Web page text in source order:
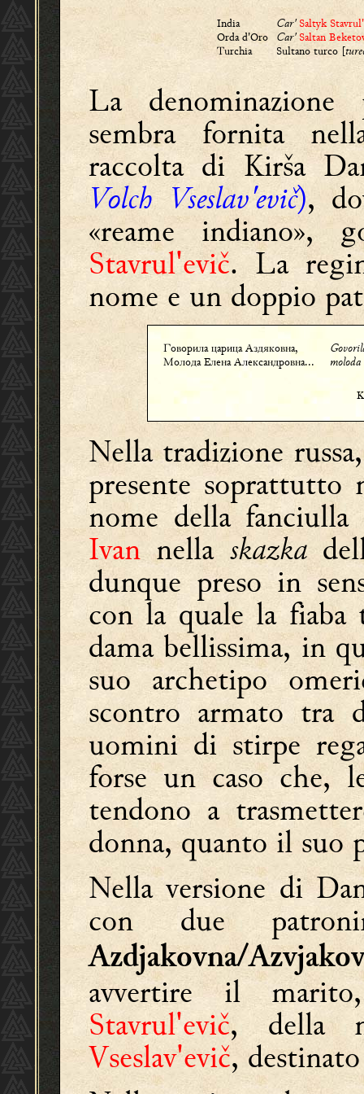
India
Orda d'Oro
Turchia
Car' Saltyk
Car'Saltan
Sultano turco [
La
sembra fornita
raccolta di Kirša
VolchVseslav'evič),
«reame indiano»,
Stavrul'evič. La
nome e un doppio
Говорила царица Аздяковна,
Молода Елена Александровна...
Nella tradizione
presente
nome della
Ivannellaskazka
dunque preso in
con la quale la
dama bellissima, in
suo archetipo
scontro armato tra
uomini di stirpe
forse un caso che,
tendono a
donna, quanto il suo
Nella versione di
con due
Azdjakovna/
avvertire il
Stavrul'evič, della
Vseslav'evič,